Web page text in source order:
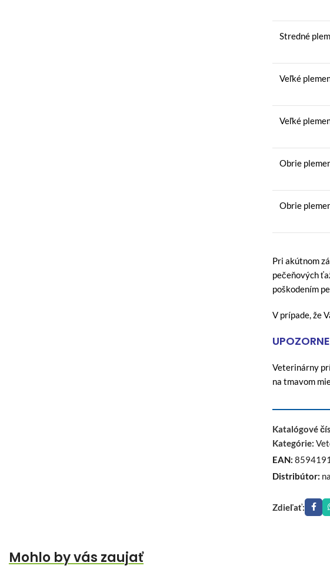
Stredné
Veľké
Veľké
Obrie
Obrie
Pri akútnom
pečeňových
poškodením
V prípade, že
Veterinárny
na tmavom
Katalógové
Kategórie:
EAN:
Distribútor:
Zdieľať:
Mohlo by vás zaujať